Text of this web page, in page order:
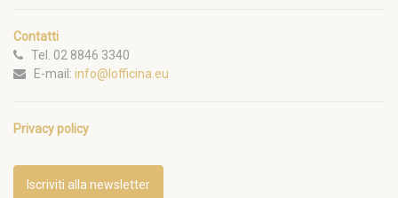
Contatti
Tel. 02 8846 3340
E-mail: info@lofficina.eu
Privacy policy
Iscriviti alla newsletter